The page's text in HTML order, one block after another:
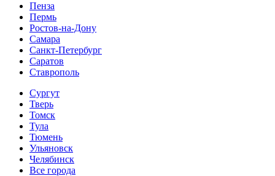
Пенза
Пермь
Ростов-на-Дону
Самара
Санкт-Петербург
Саратов
Ставрополь
Сургут
Тверь
Томск
Тула
Тюмень
Ульяновск
Челябинск
Все города